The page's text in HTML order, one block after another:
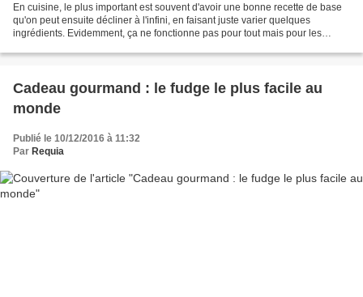
En cuisine, le plus important est souvent d'avoir une bonne recette de base
qu'on peut ensuite décliner à l'infini, en faisant juste varier quelques
ingrédients. Evidemment, ça ne fonctionne pas pour tout mais pour les
Cadeau gourmand : le fudge le plus facile au
monde
Publié le 10/12/2016 à 11:32
Par Requia